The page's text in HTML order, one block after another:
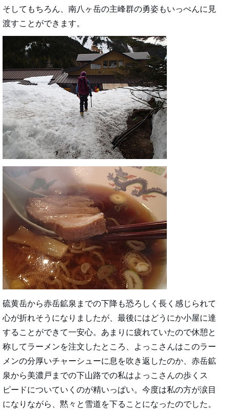
そしてもちろん、南八ヶ岳の主峰群の勇姿もいっぺんに見
渡すことができます。
硫黄岳から赤岳鉱泉までの下降も恐ろしく長く感じられて
心が折れそうになりましたが、最後にはどうにか小屋に達
することができて一安心。あまりに疲れていたので休憩と
称してラーメンを注文したところ、よっこさんはこのラー
メンの分厚いチャーシューに息を吹き返したのか、赤岳鉱
泉から美濃戸までの下山路での私はよっこさんの歩くス
ピードについていくのが精いっぱい。今度は私の方が涙目
になりながら、黙々と雪道を下ることになったのでした。